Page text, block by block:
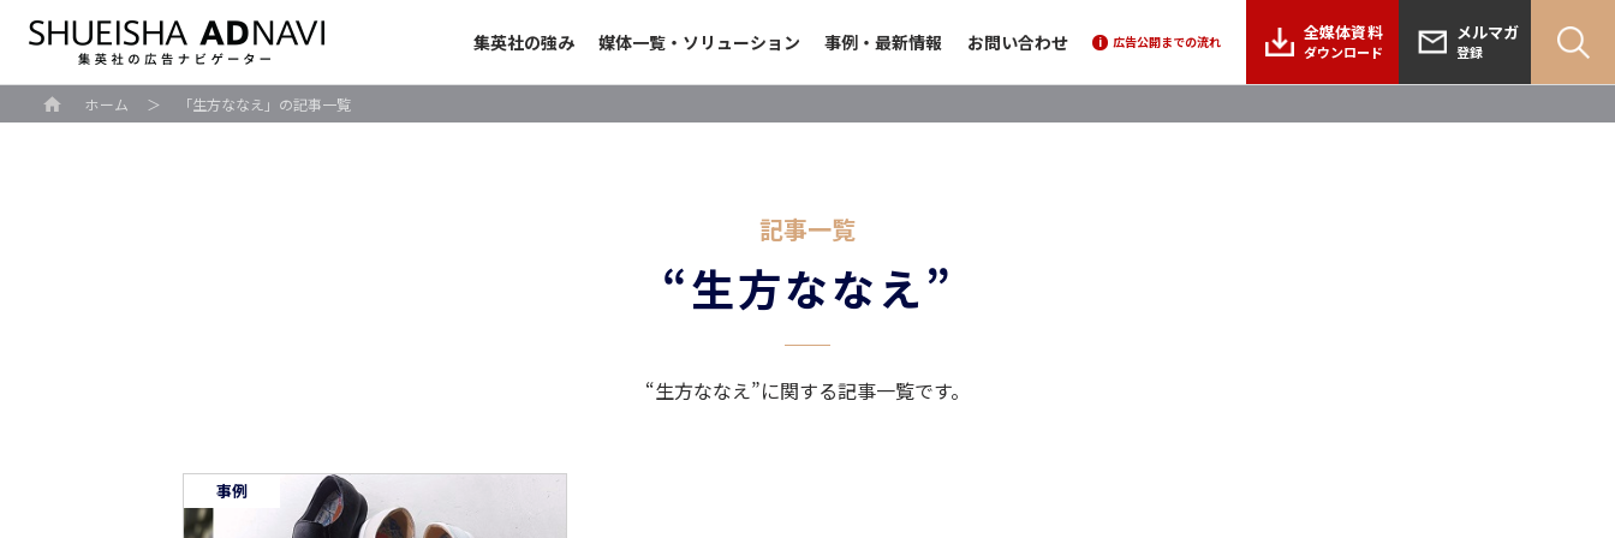
集英社の強み 媒体一覧・ソリューション 事例・最新情報 お問い合わせ i 広告公開までの流れ 全媒体資料
ダウンロード
メルマガ
登録
ホーム ＞ 「生方ななえ」の記事一覧
記事一覧
“生方ななえ”
“生方ななえ”に関する記事一覧です。
事例